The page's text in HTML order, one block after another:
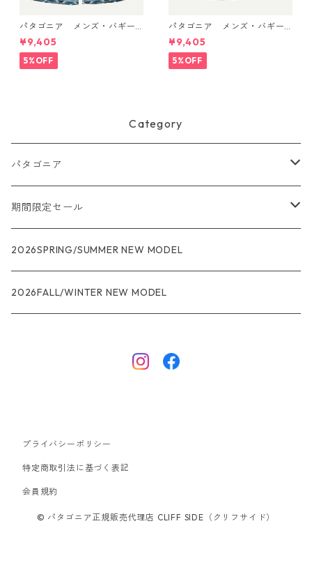
パタゴニア メンズ・バギー
ズ・ロング ７インチ Climbi
ng Stripe: Still Blue 58035 P
atagonia Men's Baggies™ L
ongs - 7" 日本正規品
¥9,405
5%OFF
パタゴニア メンズ・バギー
ズ・ロング ７インチ (カラー
Forge Grey w/Forge Grey)
Patagonia Men's Baggies™
Longs - 7"日本正規品 製品
¥9,405
5%OFF
Category
パタゴニア
メンズ
R1
R1エア
ウィメンズ
R1
ジャケット・アウター
スウェットシャツ・フーディ
ボードショーツ
期間限定セール
★★★
レインウェアー
2026SPRING/SUMMER NEW MODEL
2026FALL/WINTER NEW MODEL
プライバシーポリシー
特定商取引法に基づく表記
会員規約
© パタゴニア正規販売代理店 CLIFF SIDE（クリフサイド）